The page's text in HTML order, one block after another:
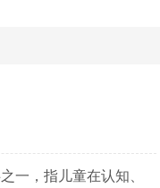
一，指儿童在认知、